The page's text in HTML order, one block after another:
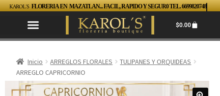
KAROL´S FLORERIA EN MAZATLAN... FACIL, RAPIDO Y SEGUR0 TEL. 6699820748
$0.00
Inicio ARREGLOS FLORALES
TULIPANES Y ORQUIDEAS
ARREGLO CAPRICORNIO